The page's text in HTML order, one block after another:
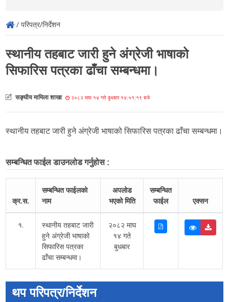
/ परिपत्र/निर्देशन
स्थानीय तहबाट जारी हुने अंग्रेजी भाषाको
सिफारिस पत्रका ढाँचा सम्बन्धमा।
सङ्घीय मामिला शाखा २०८२ माघ १४ गते बुधबार १४:५१:१९ बजे
स्थानीय तहबाट जारी हुने अंग्रेजी भाषाको सिफारिस पत्रका ढाँचा सम्बन्धमा।
सम्बन्धित फाईल डाउनलोड गर्नुहोस :
क्र.स.
सम्बन्धित फाईलको
नाम
अपलोड
भएको मिति
सम्बन्धित
फाईल
एक्सन
१.
स्थानीय तहबाट जारी
हुने अंग्रेजी भाषाको
सिफारिस पत्रका
ढाँचा सम्बन्धमा।
२०८२ माघ
१४ गते
बुधबार
थप परिपत्र/निर्देशन